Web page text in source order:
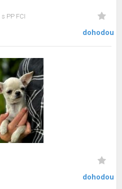
s PP FCI
dohodou
dohodou